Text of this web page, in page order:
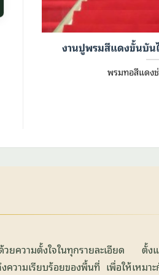
งานปูพรมสีแดงขั้นบันไ
พรมทอสีแดง
ด้วยความตั้งใจในทุกรายละเอียด ตั้ง
วามเรียบร้อยของพื้นที่ เพื่อให้เหมาะ